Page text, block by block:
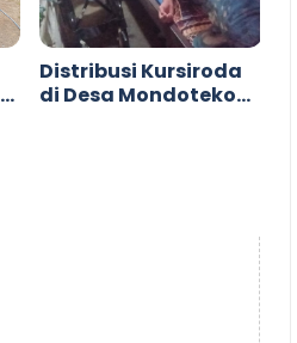
Distribusi Kursiroda
di Desa Mondoteko